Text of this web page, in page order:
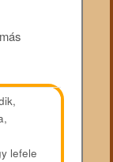
lefele